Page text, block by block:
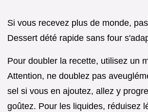
Si vous recevez plus de monde,
Dessert dété rapide sans four
Pour doubler la recette, utilisez un
Attention, ne doublez pas
sel si vous en ajoutez, allez y
goûtez. Pour les liquides, réduisez